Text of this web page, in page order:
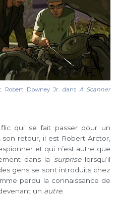
Robert Downey Jr. dans A Scanner
qui se fait passer pour un
retour, il est Robert Arctor,
et qui n’est autre que
dans la surpriselorsqu’il
gens se sont introduits chez
perdu la connaissance de
un autre.